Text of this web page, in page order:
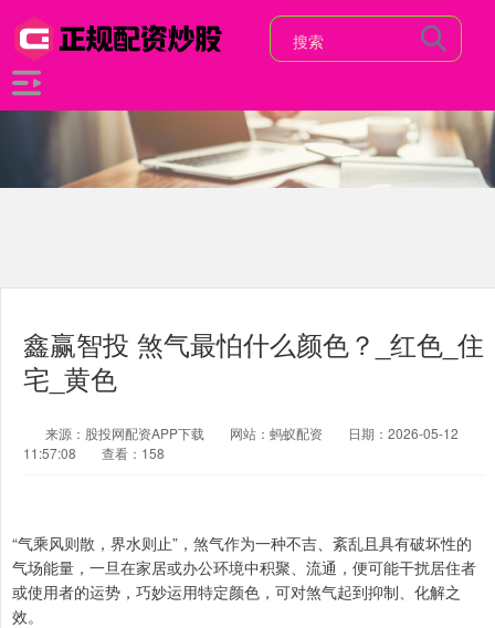
鑫赢智投 煞气最怕什么颜色？_红色_住
宅_黄色
来源：股投网配资APP下载 网站：蚂蚁配资
日期：2026-05-12
11:57:08
查看：158
“气乘风则散，界水则止”，煞气作为一种不吉、紊乱且具有破坏性的
气场能量，一旦在家居或办公环境中积聚、流通，便可能干扰居住者
或使用者的运势，巧妙运用特定颜色，可对煞气起到抑制、化解之
效。